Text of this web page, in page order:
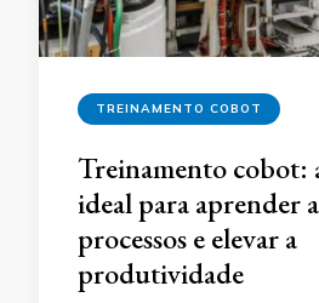
TREINAMENTO COBOT
Treinamento cobot:
ideal para aprender
processos e elevar a
produtividade